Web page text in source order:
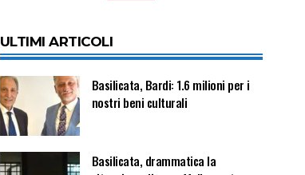
ULTIMI ARTICOLI
Basilicata, Bardi: 1.6 milioni per i
nostri beni culturali
Basilicata, drammatica la